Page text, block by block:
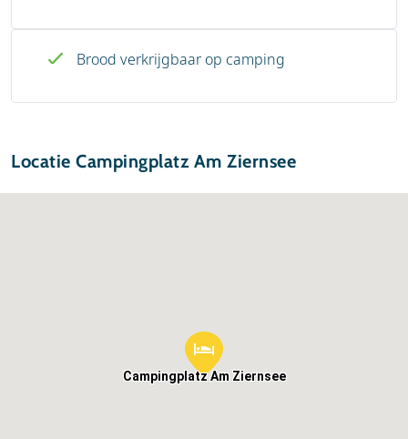
Brood verkrijgbaar op camping
Locatie Campingplatz Am Ziernsee
Campingplatz Am Ziernsee